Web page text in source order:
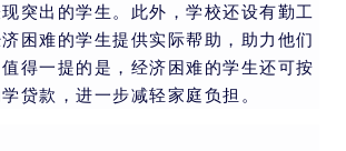
突出的学生。此外，学校还设有勤工
困难的学生提供实际帮助，助力他们
得一提的是，经济困难的学生还可按
贷款，进一步减轻家庭负担。